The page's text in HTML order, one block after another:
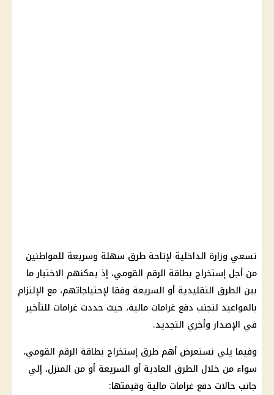
تسعي وزارة الداخلية لإتاحة طرق سهلة وسريعة للمواطنين
من أجل إستخراج بطاقة الرقم القومي، إذ يمكنهم الاختيارما
بين الطرق التقليدية أو السريعة وفقا لإحتياجاتهم، مع الإلتزام
بالمواعيد لتجنب دفع غرامات مالية، حيث حددت غرامات للتأخير
في الإصدار وأخري التجديد.
وفيما يلي نستعرض أهم طرق إستخراج بطاقة الرقم القومي،
سواء من خلال الطرق العادية أو السريعة أو من المنزل، إلي
جانب حالات دفع غرامات مالية وقيمتها: